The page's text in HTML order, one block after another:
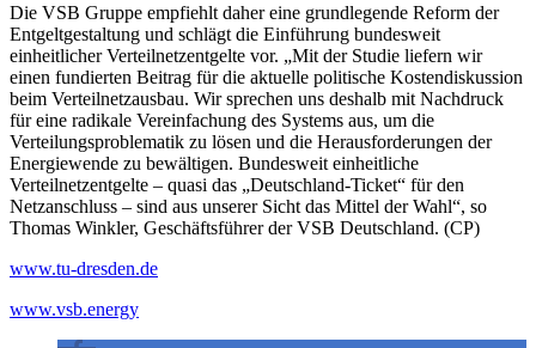
Die VSB Gruppe empfiehlt daher eine grundlegende Reform der
Entgeltgestaltung und schlägt die Einführung bundesweit
einheitlicher Verteilnetzentgelte vor. „Mit der Studie liefern wir
einen fundierten Beitrag für die aktuelle politische Kostendiskussion
beim Verteilnetzausbau. Wir sprechen uns deshalb mit Nachdruck
für eine radikale Vereinfachung des Systems aus, um die
Verteilungsproblematik zu lösen und die Herausforderungen der
Energiewende zu bewältigen. Bundesweit einheitliche
Verteilnetzentgelte – quasi das „Deutschland-Ticket“ für den
Netzanschluss – sind aus unserer Sicht das Mittel der Wahl“, so
Thomas Winkler, Geschäftsführer der VSB Deutschland. (CP)
www.tu-dresden.de
www.vsb.energy